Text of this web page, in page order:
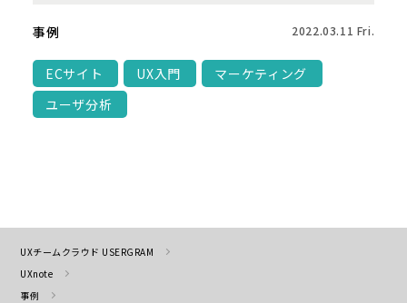
事例 2022.03.11 Fri.
ECサイト UX入門
マーケティング
ユーザ分析
UXチームクラウド USERGRAM
UXnote
事例